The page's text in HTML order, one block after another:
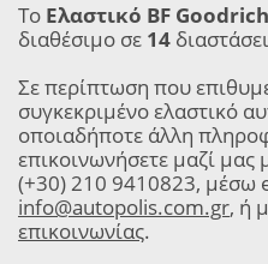
Το Ελαστικό BF
διαθέσιμο σε 14
Σε περίπτωση που
συγκεκριμένο ελαστικό
οποιαδήποτε άλλη
επικοινωνήσετε μαζί
(+30) 210 9410823, μέσω
info@autopolis.com.gr, ή
επικοινωνίας.